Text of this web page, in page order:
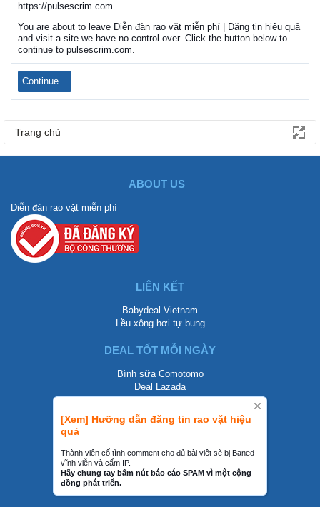
[Xem] Hưỡng dẫn đăng tin rao vặt hiệu
quả
Thành viên cố tình comment cho đủ bài viêt sẽ bị Baned
vĩnh viễn và cấm IP.
Hãy chung tay bấm nút báo cáo SPAM vì một cộng
đồng phát triển.
https://pulsescrim.com
You are about to leave Diễn đàn rao vặt miễn phí | Đăng tin hiệu quả
and visit a site we have no control over. Click the button below to
continue to pulsescrim.com.
Continue...
Trang chủ
ABOUT US
Diễn đàn rao vặt miễn phí
LIÊN KẾT
Babydeal Vietnam
Lều xông hơi tự bung
DEAL TỐT MỖI NGÀY
Bình sữa Comotomo
Deal Lazada
Deal Shopee
LIÊN HỆ
0858002468
contact@mraovat.vn